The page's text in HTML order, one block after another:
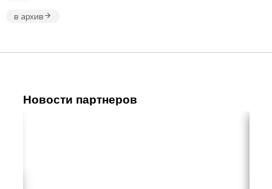
в архив
Новости партнеров